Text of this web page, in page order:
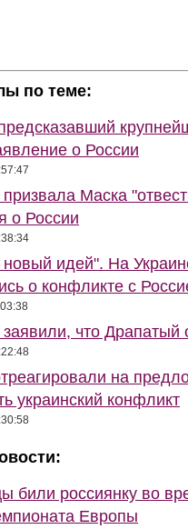
по теме:
о России
Маска
о России
новый идей". На
о конфликте с
что Драпатый
на
украинский конфликт
били россиянку во
Европы